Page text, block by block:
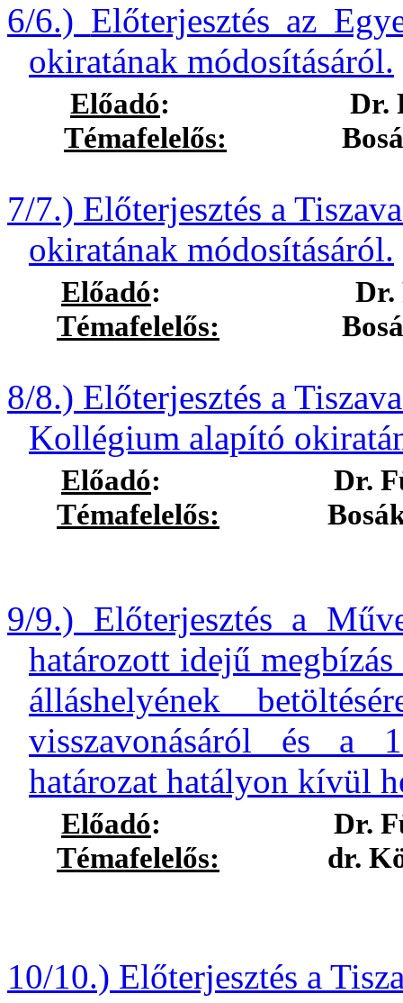
6/6.) Előterjesztés az
okiratának módosításáról.
Előadó:
Dr.
Témafelelős: Bosák
7/7.) Előterjesztés a
okiratának módosításáról.
Előadó:
Dr.
Témafelelős: Bosák
8/8.) Előterjesztés a
Kollégium alapító
Előadó:
Dr.
Témafelelős: Bosák
9/9.) Előterjesztés a
határozott idejű
álláshelyének
visszavonásáról és a
határozat hatályon kívül
Előadó:
Dr.
Témafelelős: dr.
10/10.) Előterjesztés a